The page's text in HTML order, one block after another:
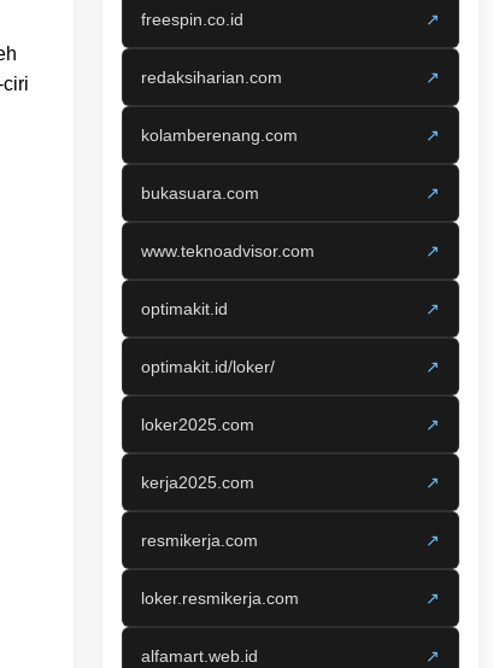
freespin.co.id ↗
redaksiharian.com ↗
kolamberenang.com ↗
bukasuara.com ↗
www.teknoadvisor.com ↗
optimakit.id ↗
optimakit.id/loker/ ↗
loker2025.com ↗
kerja2025.com ↗
resmikerja.com ↗
loker.resmikerja.com ↗
alfamart.web.id ↗